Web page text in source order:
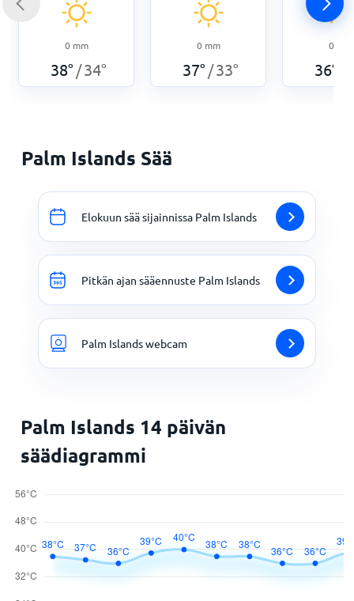
0 mm
38° /34°
0 mm
37° /33°
0
36°
Palm Islands Sää
Elokuun sää sijainnissa Palm Islands
Pitkän ajan sääennuste Palm Islands
Palm Islands webcam
Palm Islands 14 päivän
säädiagrammi